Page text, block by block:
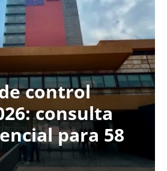
control
consulta
para 58